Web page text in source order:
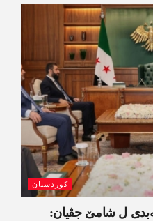
کوردستان
ل شامێ جڤیان: